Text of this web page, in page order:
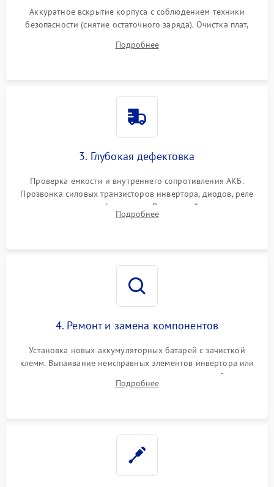
Аккуратное вскрытие корпуса с соблюдением техники
безопасности (снятие остаточного заряда). Очистка плат,
и кистей для предотвращения перегрева и замыканий.
Подробнее
3. Глубокая дефектовка
Проверка емкости и внутреннего сопротивления АКБ.
Прозвонка силовых транзисторов инвертора, диодов, реле
переключения и трансформатора. Визуальный поиск вздутых
конденсаторов и прогаров на печатной плате.
Подробнее
4. Ремонт и замена компонентов
Установка новых аккумуляторных батарей с зачисткой
клемм. Выпаивание неисправных элементов инвертора или
цепи зарядки и монтаж новых радиодеталей.
Восстановление поврежденных токоведущих дорожек и
Подробнее